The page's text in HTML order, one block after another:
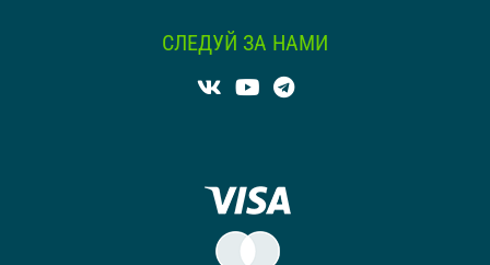
СЛЕДУЙ ЗА НАМИ